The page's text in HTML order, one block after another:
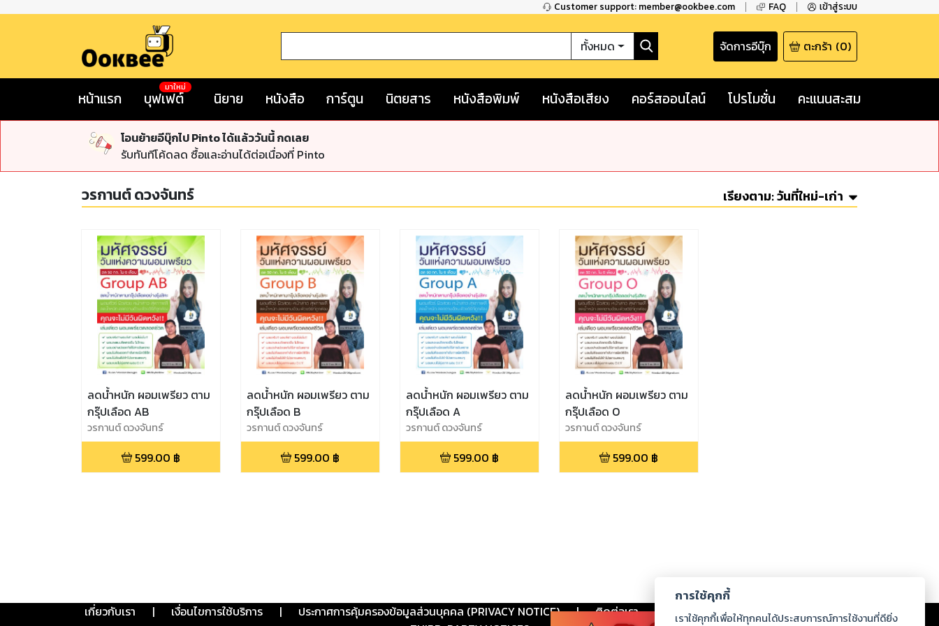
Customer support: member@ookbee.com FAQ เข้าสู่ระบบ
ทั้งหมด จัดการอีบุ๊ก ตะกร้า (0)
หน้าแรก บุฟเฟต์
มาใหม่
นิยาย หนังสือ การ์ตูน นิตยสาร หนังสือพิมพ์ หนังสือเสียง คอร์สออนไลน์ โปรโมชั่น คะแนนสะสม
โอนย้ายอีบุ๊กไป Pinto ได้แล้ววันนี้ กดเลย
รับทันทีโค้ดลด ซื้อและอ่านได้ต่อเนื่องที่ Pinto
วรกานต์ ดวงจันทร์ เรียงตาม:วันที่ใหม่-เก่า
ลดน้ำหนัก ผอมเพรียว ตาม
กรุ๊ปเลือด AB
วรกานต์ ดวงจันทร์
599.00 ฿
ลดน้ำหนัก ผอมเพรียว ตาม
กรุ๊ปเลือด B
วรกานต์ ดวงจันทร์
599.00 ฿
ลดน้ำหนัก ผอมเพรียว ตาม
กรุ๊ปเลือด A
วรกานต์ ดวงจันทร์
599.00 ฿
ลดน้ำหนัก ผอมเพรียว ตาม
กรุ๊ปเลือด O
วรกานต์ ดวงจันทร์
599.00 ฿
เกี่ยวกับเรา | เงื่อนไขการใช้บริการ | ประกาศการคุ้มครองข้อมูลส่วนบุคคล (PRIVACY NOTICE) | ติดต่อเรา ร่วมงานกับเรา ดาวน์โหลด
การใช้คุกกี้
เราใช้คุกกี้เพื่อให้ทุกคนได้ประสบการณ์การใช้งานที่ดียิ่ง